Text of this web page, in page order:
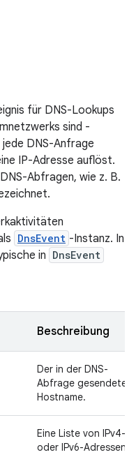
für DNS-Lookups
sind -
DNS-Anfrage
IP-Adresse auflöst.
Abfragen, wie z. B.
DnsEvent -Instanz. In
in DnsEvent
Beschreibung
Der in der DNS-
Abfrage gesendete
Hostname.
Eine Liste von IPv4-
oder IPv6-Adressen,